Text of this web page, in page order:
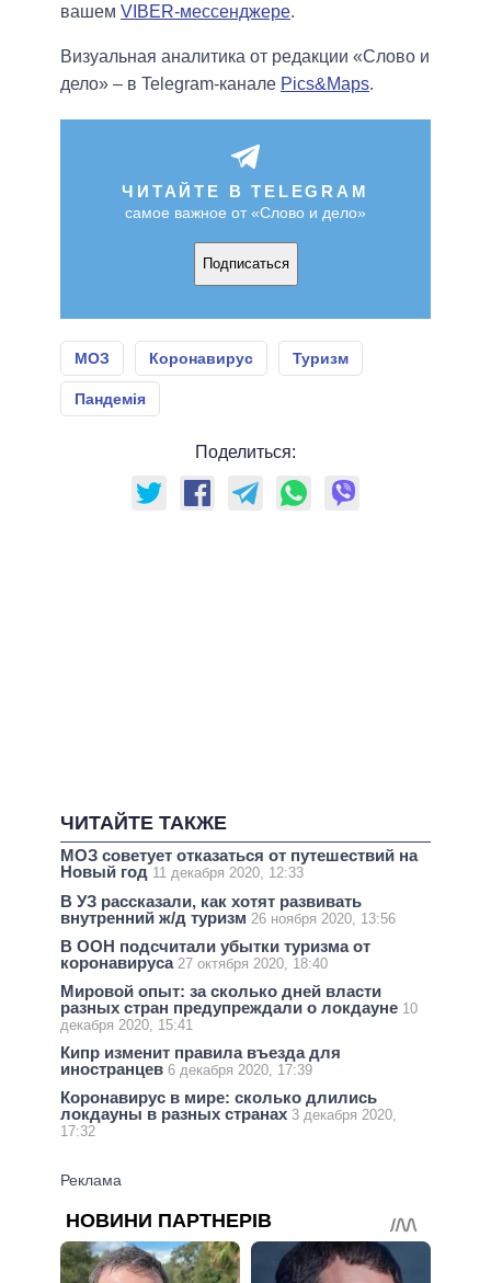
вашем VIBER-мессенджере.
Визуальная аналитика от редакции «Слово и
дело» – в Telegram-канале Pics&Maps.
ЧИТАЙТЕ В TELEGRAM
самое важное от «Слово и дело»
Подписаться
МОЗ Коронавирус Туризм
Пандемія
Поделиться:
ЧИТАЙТЕ ТАКЖЕ
МОЗ советует отказаться от путешествий на
Новый год 11 декабря 2020, 12:33
В УЗ рассказали, как хотят развивать
внутренний ж/д туризм 26 ноября 2020, 13:56
В ООН подсчитали убытки туризма от
коронавируса 27 октября 2020, 18:40
Мировой опыт: за сколько дней власти
разных стран предупреждали о локдауне 10
декабря 2020, 15:41
Кипр изменит правила въезда для
иностранцев 6 декабря 2020, 17:39
Коронавирус в мире: сколько длились
локдауны в разных странах 3 декабря 2020,
17:32